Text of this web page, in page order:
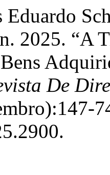
Eduardo
2025. “A
De